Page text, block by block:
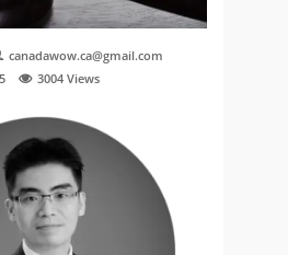
canadawow.ca@gmail.com
5 3004 Views